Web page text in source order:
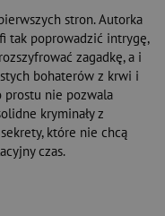
stron. Autorka
tak poprowadzić intrygę,
zagadkę, a i
bohaterów z krwi i
prostu nie pozwala
kryminały z
które nie chcą
czas.